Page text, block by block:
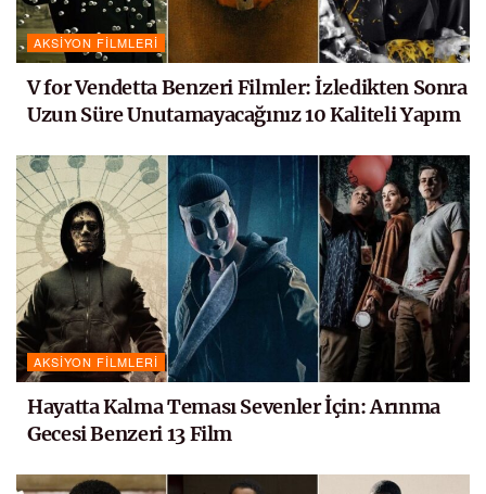
AKSIYON FILMLERI
V for Vendetta Benzeri Filmler: İzledikten Sonra
Uzun Süre Unutamayacağınız 10 Kaliteli Yapım
AKSIYON FILMLERI
Hayatta Kalma Teması Sevenler İçin: Arınma
Gecesi Benzeri 13 Film